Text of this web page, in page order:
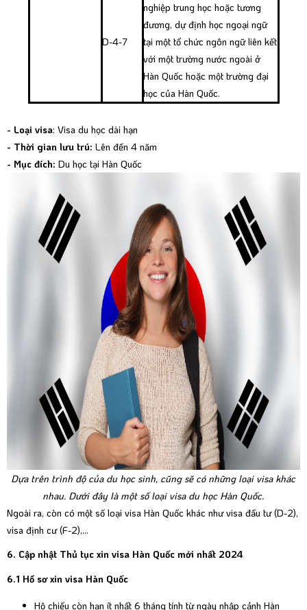
D-4-7
nghiệp trung học hoặc tương
đương, dự định học ngoại ngữ
tại một tổ chức ngôn ngữ liên kết
với một trường nước ngoài ở
Hàn Quốc hoặc một trường đại
học của Hàn Quốc.
- Loại visa: Visa du học dài hạn
- Thời gian lưu trú: Lên đến 4 năm
- Mục đích: Du học tại Hàn Quốc
Dựa trên trình độ của du học sinh, cũng sẽ có những loại visa khác
nhau. Dưới đây là một số loại visa du học Hàn Quốc.
Ngoài ra, còn có một số loại visa Hàn Quốc khác như visa đầu tư (D-2),
visa định cư (F-2),...
6. Cập nhật Thủ tục xin visa Hàn Quốc mới nhất 2024
6.1 Hồ sơ xin visa Hàn Quốc
Hộ chiếu còn hạn ít nhất 6 tháng tính từ ngày nhập cảnh Hàn